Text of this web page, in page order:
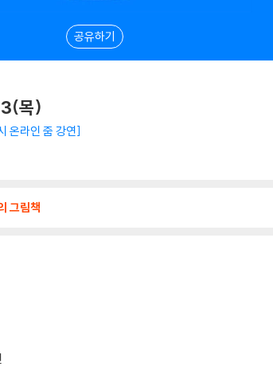
공유하기
목)
온라인 줌 강연
그림책